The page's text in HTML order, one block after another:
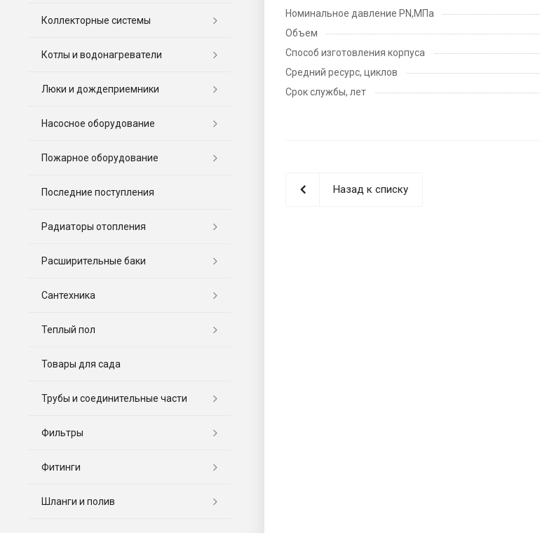
Номинальное давление PN,МПа
Объем
Способ изготовления корпуса
Средний ресурс, циклов
Срок службы, лет
Назад к списку
Коллекторные системы
Котлы и водонагреватели
Люки и дождеприемники
Насосное оборудование
Пожарное оборудование
Последние поступления
Радиаторы отопления
Расширительные баки
Сантехника
Теплый пол
Товары для сада
Трубы и соединительные части
Фильтры
Фитинги
Шланги и полив